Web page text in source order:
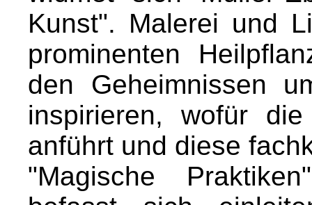
Kunst". Malerei und
prominenten
den Geheimnissen
inspirieren, wofür
anführt und diese
"Magische